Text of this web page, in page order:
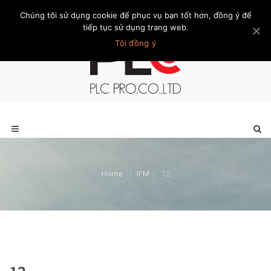
Trang chủ Giới thiệu Khách hàng Liên hệ Thành viên
Home / IFM / 12
Chúng tôi sử dụng cookie để phục vụ bạn tốt hơn, đồng ý để
tiếp tục sử dụng trang web.
Tôi đồng ý